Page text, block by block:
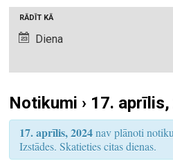
i
S
e
i
u
m
RĀDĪT KĀ
Diena
Notikumi › 17.
17. aprīlis, 2024nav plānoti
Izstādes. Skatieties citas dienas.